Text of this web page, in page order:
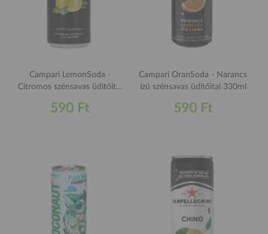
Campari LemonSoda -
Citromos szénsavas üditőital
590 Ft
Campari OranSoda - Narancs
ízű szénsavas üditőital 330ml
590 Ft